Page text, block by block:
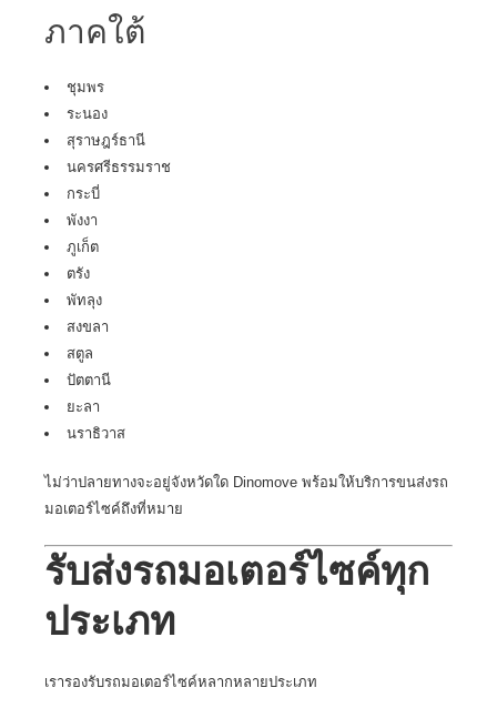
ภาคใต้
ชุมพร
ระนอง
สุราษฎร์ธานี
นครศรีธรรมราช
กระบี่
พังงา
ภูเก็ต
ตรัง
พัทลุง
สงขลา
สตูล
ปัตตานี
ยะลา
นราธิวาส
ไม่ว่าปลายทางจะอยู่จังหวัดใด Dinomove พร้อมให้บริการขนส่งรถ
มอเตอร์ไซค์ถึงที่หมาย
รับส่งรถมอเตอร์ไซค์ทุก
ประเภท
เรารองรับรถมอเตอร์ไซค์หลากหลายประเภท